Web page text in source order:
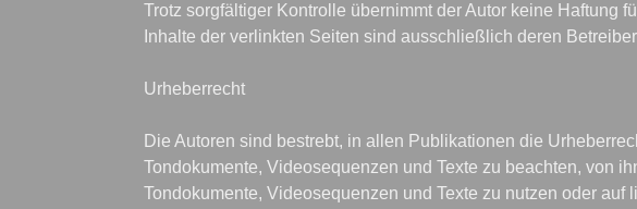
Trotz sorgfältiger Kontrolle übernimmt der Autor keine Haftung
Inhalte der verlinkten Seiten sind ausschließlich deren
Urheberrecht
Die Autoren sind bestrebt, in allen Publikationen die
Tondokumente, Videosequenzen und Texte zu beachten, von
Tondokumente, Videosequenzen und Texte zu nutzen oder auf